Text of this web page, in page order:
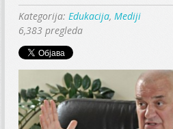
Kategorija: Edukacija,Mediji
6,383 pregleda